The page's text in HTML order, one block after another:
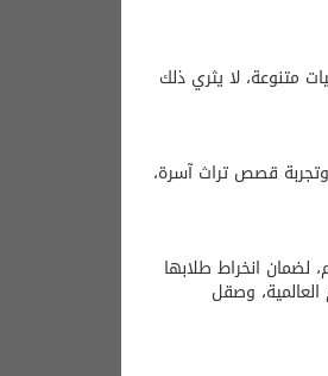
متنوعة، لا يثري ذلك
قصص تراث آسرة،
لضمان انخراط طلابها
وصقل